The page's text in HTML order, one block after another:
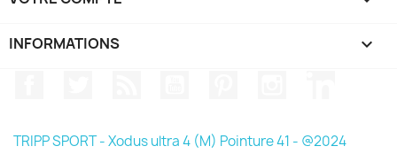
INFORMATIONS keyboard_arrow_down
TRIPP SPORT - Xodus ultra 4 (M) Pointure 41 - @2024